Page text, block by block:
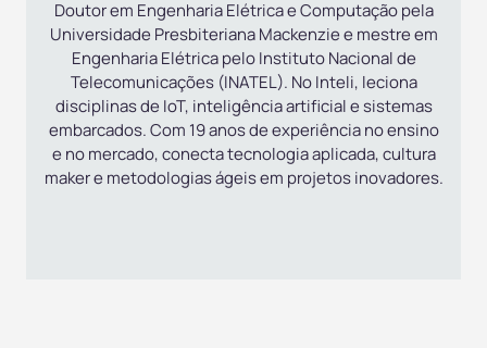
Doutor em Engenharia Elétrica e Computação pela
Universidade Presbiteriana Mackenzie e mestre em
Engenharia Elétrica pelo Instituto Nacional de
Telecomunicações (INATEL). No Inteli, leciona
disciplinas de IoT, inteligência artificial e sistemas
embarcados. Com 19 anos de experiência no ensino
e no mercado, conecta tecnologia aplicada, cultura
maker e metodologias ágeis em projetos inovadores.